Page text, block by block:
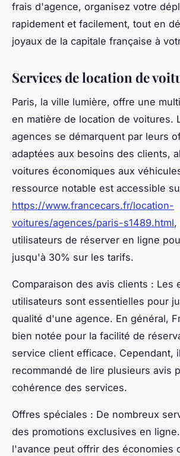
frais d'agence, organisez votre
rapidement et facilement, tout en
joyaux de la capitale française à
Services de location de
Paris, la ville lumière, offre une
en matière de location de voitures.
agences se démarquent par leurs
adaptées aux besoins des clients,
voitures économiques aux
ressource notable est accessible
https://www.francecars.fr/location-
voitures/agences/paris-s1489.html,
utilisateurs de réserver en ligne
jusqu'à 30% sur les tarifs.
Comparaison des avis clients : Les
utilisateurs sont essentielles pour
qualité d'une agence. En général,
bien notée pour la facilité de
service client efficace. Cependant,
recommandé de lire plusieurs avis
cohérence des services.
Offres spéciales : De nombreux
des promotions exclusives en
l'avance peut offrir des économies